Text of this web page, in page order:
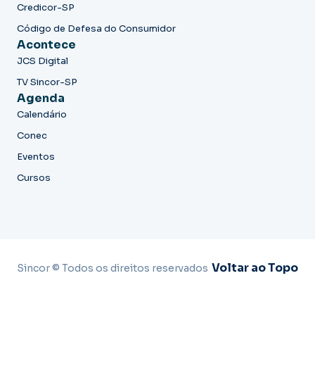
Credicor-SP
Código de Defesa do Consumidor
Acontece
JCS Digital
TV Sincor-SP
Agenda
Calendário
Conec
Eventos
Cursos
Sincor © Todos os direitos reservados Voltar ao Topo